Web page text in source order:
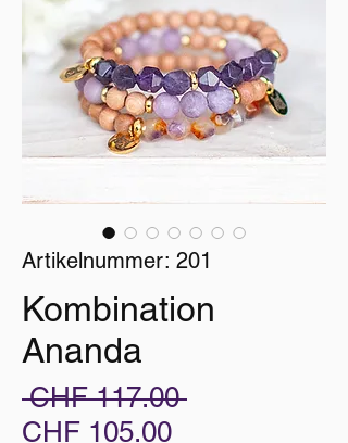
Artikelnummer: 201
Kombination
Ananda
CHF 117.00 Standardpreis
CHF 105.00Sale-